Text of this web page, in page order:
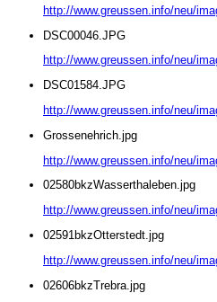
http://www.greussen.info/neu/
DSC00046.JPG
http://www.greussen.info/neu/
DSC01584.JPG
http://www.greussen.info/neu/
Grossenehrich.jpg
http://www.greussen.info/neu/
02580bkzWasserthaleben.jpg
http://www.greussen.info/neu/
02591bkzOtterstedt.jpg
http://www.greussen.info/neu/
02606bkzTrebra.jpg